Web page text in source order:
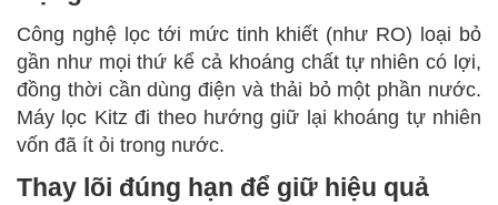
Công nghệ lọc tới mức tinh khiết (như RO) loại bỏ
gần như mọi thứ kể cả khoáng chất tự nhiên có lợi,
đồng thời cần dùng điện và thải bỏ một phần nước.
Máy lọc Kitz đi theo hướng giữ lại khoáng tự nhiên
vốn đã ít ỏi trong nước.
Thay lõi đúng hạn để giữ hiệu quả